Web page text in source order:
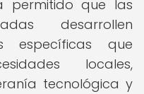
permitido que las
desarrollen
específicas que
locales,
tecnológica y